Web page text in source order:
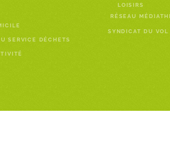
SERVICE DÉCHETS
LOISIRS
RÉSEAU
SYNDICAT DU VOL